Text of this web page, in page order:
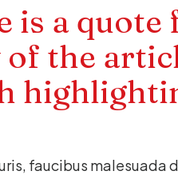
is a
of the
faucibus malesuada